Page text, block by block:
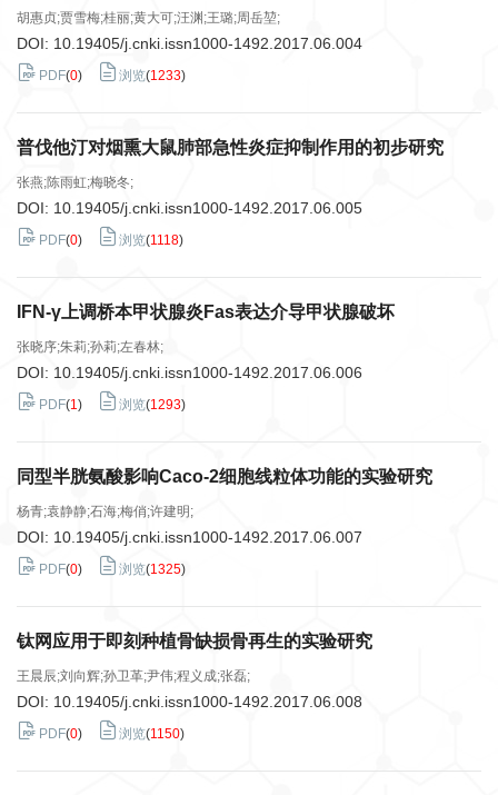
胡惠贞;贾雪梅;桂丽;黄大可;汪渊;王璐;周岳堃;
DOI: 10.19405/j.cnki.issn1000-1492.2017.06.004
PDF(0) 浏览(1233)
普伐他汀对烟熏大鼠肺部急性炎症抑制作用的初步研究
张燕;陈雨虹;梅晓冬;
DOI: 10.19405/j.cnki.issn1000-1492.2017.06.005
PDF(0) 浏览(1118)
IFN-γ上调桥本甲状腺炎Fas表达介导甲状腺破坏
张晓序;朱莉;孙莉;左春林;
DOI: 10.19405/j.cnki.issn1000-1492.2017.06.006
PDF(1) 浏览(1293)
同型半胱氨酸影响Caco-2细胞线粒体功能的实验研究
杨青;袁静静;石海;梅俏;许建明;
DOI: 10.19405/j.cnki.issn1000-1492.2017.06.007
PDF(0) 浏览(1325)
钛网应用于即刻种植骨缺损骨再生的实验研究
王晨辰;刘向辉;孙卫革;尹伟;程义成;张磊;
DOI: 10.19405/j.cnki.issn1000-1492.2017.06.008
PDF(0) 浏览(1150)